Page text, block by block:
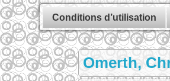
Conditions d’utilisation
Omerth,